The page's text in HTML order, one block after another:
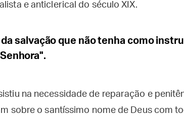
e anticlerical do século XIX.
salvação que não tenha como
na necessidade de reparação e
sobre o santíssimo nome de Deus com